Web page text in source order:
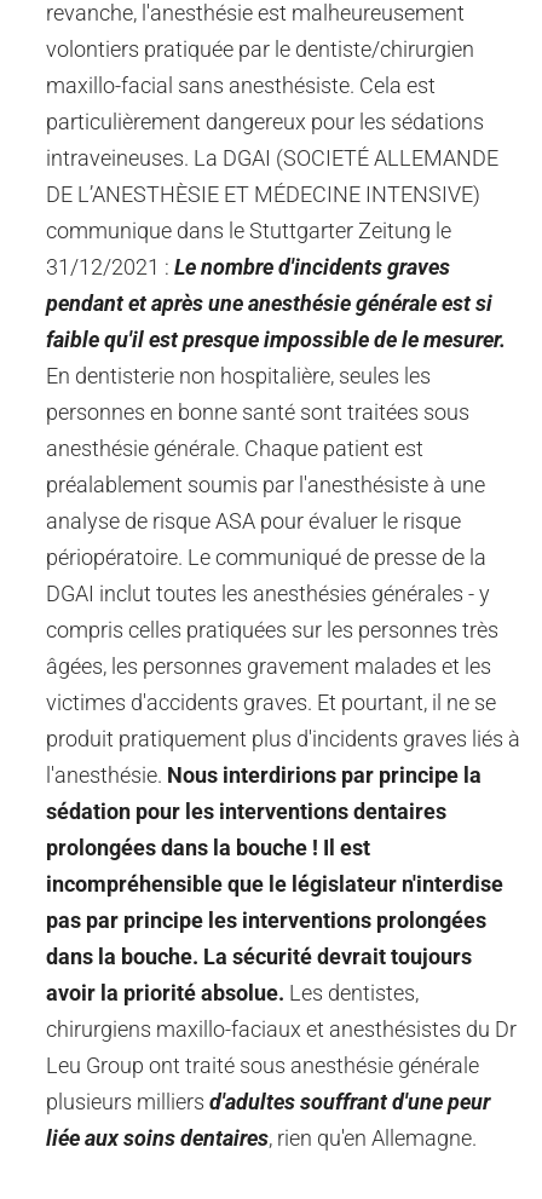
revanche, l'anesthésie est malheureusement
volontiers pratiquée par le dentiste/chirurgien
maxillo-facial sans anesthésiste. Cela est
particulièrement dangereux pour les sédations
intraveineuses. La DGAI (SOCIETÉ ALLEMANDE
DE L’ANESTHÈSIE ET MÉDECINE INTENSIVE)
communique dans le Stuttgarter Zeitung le
31/12/2021 : Le nombre d'incidents graves
pendant et après une anesthésie générale est si
faible qu'il est presque impossible de le mesurer.
En dentisterie non hospitalière, seules les
personnes en bonne santé sont traitées sous
anesthésie générale. Chaque patient est
préalablement soumis par l'anesthésiste à une
analyse de risque ASA pour évaluer le risque
périopératoire. Le communiqué de presse de la
DGAI inclut toutes les anesthésies générales - y
compris celles pratiquées sur les personnes très
âgées, les personnes gravement malades et les
victimes d'accidents graves. Et pourtant, il ne se
produit pratiquement plus d'incidents graves liés à
l'anesthésie. Nous interdirions par principe la
sédation pour les interventions dentaires
prolongées dans la bouche !
Il est
incompréhensible que le législateur n'interdise
pas par principe les interventions prolongées
dans la bouche. La sécurité devrait toujours
avoir la priorité absolue. Les dentistes,
chirurgiens maxillo-faciaux et anesthésistes du Dr
Leu Group ont traité sous anesthésie générale
plusieurs milliers d'adultes souffrant d'une peur
liée aux soins dentaires, rien qu'en Allemagne.